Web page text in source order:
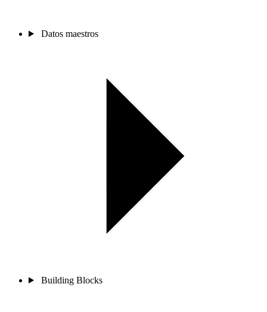
Datos maestros
Building Blocks